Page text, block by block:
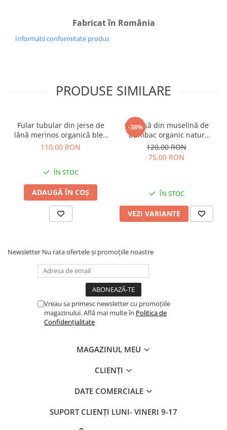
Fabricat în România
Informatii conformitate produs
PRODUSE SIMILARE
Fular tubular din jerse de
lână merinos organică bleu
melange, pentru copii
110,00 RON
ÎN STOC
ADAUGĂ ÎN COȘ
-38%
Cămașă din muselină de
bumbac organic natur
pentru bebeluși și copii
120,00 RON
75,00 RON
ÎN STOC
VEZI VARIANTE
Newsletter Nu rata ofertele și promoțiile noastre
Vreau sa primesc newsletter cu promoțiile
magazinului. Află mai multe în Politica de
Confidențialitate
MAGAZINUL MEU
CLIENȚI
DATE COMERCIALE
SUPORT CLIENȚI LUNI- VINERI 9-17